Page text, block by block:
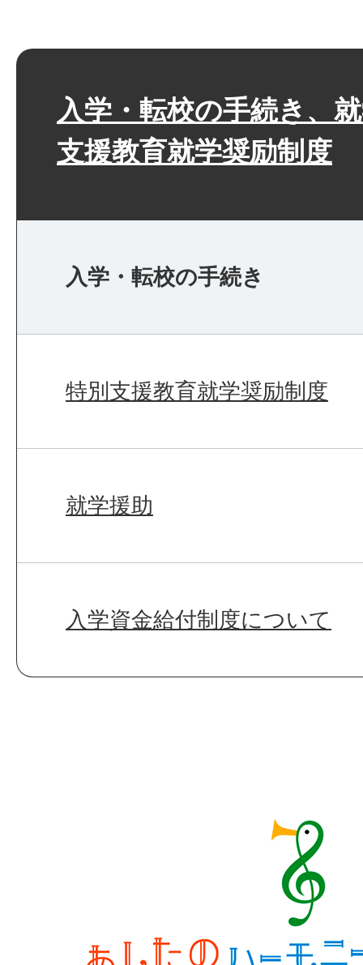
入学・転校の手続き、
支援教育就学奨励制度
入学・転校の手続き
特別支援教育就学奨励制度
就学援助
入学資金給付制度について